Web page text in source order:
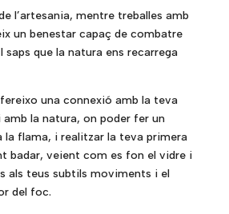
l’artesania, mentre treballes amb
un benestar capaç de combatre
saps que la natura ens recarrega
una connexió amb la teva
amb la natura, on poder fer un
la flama, i realitzar la teva primera
badar, veient com es fon el vidre i
als teus subtils moviments i el
del foc.